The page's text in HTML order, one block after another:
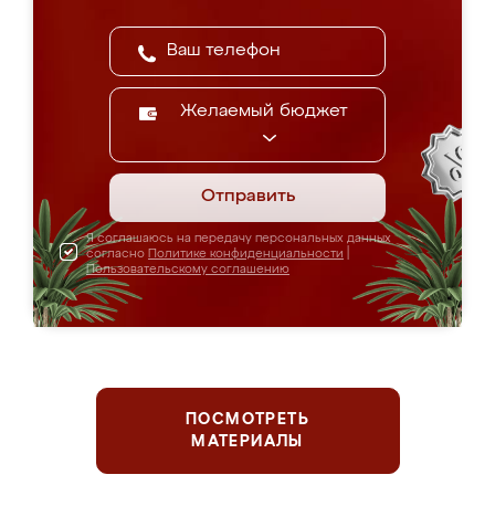
Желаемый бюджет
Отправить
Я соглашаюсь на передачу персональных данных
согласно Политике конфиденциальности
Пользовательскому соглашению
ПОСМОТРЕТЬ
МАТЕРИАЛЫ